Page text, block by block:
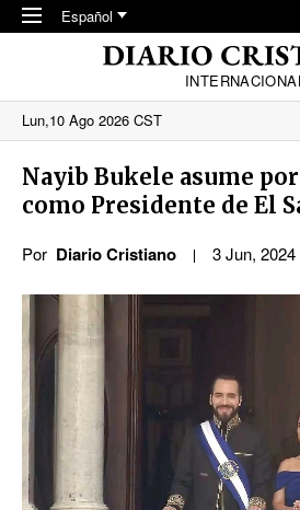
Skip to main content
Español
Lun,10 Ago 2026 CST
Nayib Bukele asume
como Presidente de El
Por Diario Cristiano 3 Jun,